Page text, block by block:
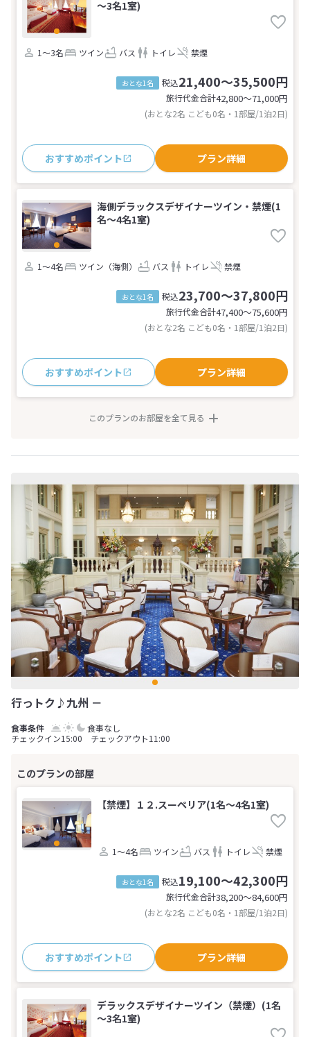
～3名1室)
1～3名 ツイン バス トイレ 禁煙
おとな1名 税込21,400～35,500円
旅行代金合計42,800〜71,000円
(おとな2名 こども0名・1部屋/1泊2日)
おすすめポイント プラン詳細
海側デラックスデザイナーツイン・禁煙(1
名～4名1室)
1～4名 ツイン（海側） バス トイレ 禁煙
おとな1名 税込23,700～37,800円
旅行代金合計47,400〜75,600円
(おとな2名 こども0名・1部屋/1泊2日)
おすすめポイント プラン詳細
このプランのお部屋を全て見る
行っトク♪九州 －
食事なし
チェックイン15:00 チェックアウト11:00
【禁煙】１２.スーペリア(1名～4名1室)
1～4名 ツイン バス トイレ 禁煙
おとな1名 税込19,100～42,300円
旅行代金合計38,200〜84,600円
(おとな2名 こども0名・1部屋/1泊2日)
おすすめポイント プラン詳細
デラックスデザイナーツイン（禁煙）(1名
～3名1室)